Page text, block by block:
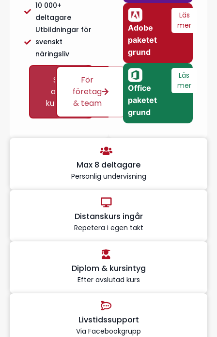
10 000+
deltagare
Utbildningar för
svenskt
näringsliv
Se
alla
kurser
För
företag
& team
Adobe
paketet
grund
Läs
mer
Office
paketet
grund
Läs
mer
Max 8 deltagare
Personlig undervisning
Distanskurs ingår
Repetera i egen takt
Diplom & kursintyg
Efter avslutad kurs
Livstidssupport
Via Facebookgrupp